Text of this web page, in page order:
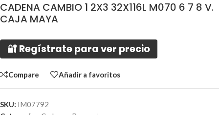
CADENA CAMBIO 1 2X3 32X116L M070 6 7 8 V.
CAJA MAYA
🔐 Regístrate para ver precio
Compare Añadir a favoritos
SKU: IM07792